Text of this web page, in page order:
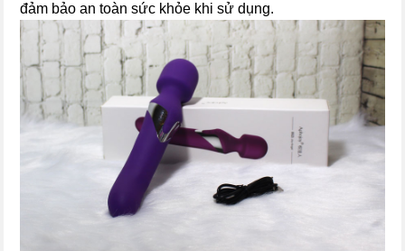
đảm bảo an toàn sức khỏe khi sử dụng.